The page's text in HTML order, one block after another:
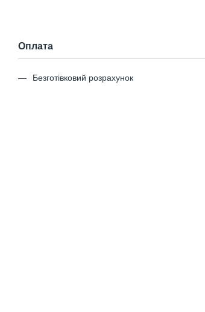
Оплата
Безготівковий розрахунок